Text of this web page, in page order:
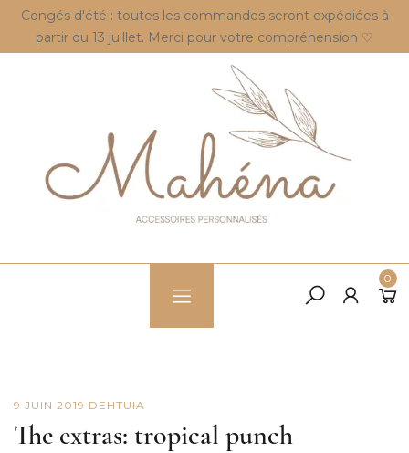
Congés d'été : toutes les commandes seront expédiées à
partir du 13 juillet. Merci pour votre compréhension ♡
0
9 JUIN 2019 DE HTUIA
The extras: tropical punch